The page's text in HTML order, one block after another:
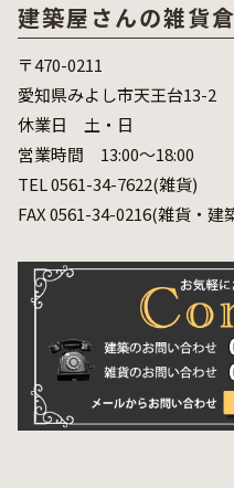
建築屋さんの雑
〒470-0211
愛知県みよし市天王台13-2
休業日 土・日
営業時間 13:00～18:00
TEL 0561-34-7622(雑貨)
FAX 0561-34-0216(雑貨・建